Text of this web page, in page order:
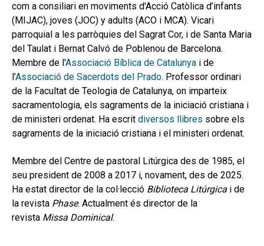
com a consiliari en moviments d'Acció Catòlica d’infants
(MIJAC), joves (JOC) y adults (ACO i MCA). Vicari
parroquial a les parròquies del Sagrat Cor, i de Santa Maria
del Taulat i Bernat Calvó de Poblenou de Barcelona.
Membre de l'Associació Bíblica de Catalunya i de
l’Associació de Sacerdots del Prado. Professor ordinari
de la Facultat de Teologia de Catalunya, on imparteix
sacramentologia, els sagraments de la iniciació cristiana i
de ministeri ordenat. Ha escrit diversos llibres sobre els
sagraments de la iniciació cristiana i el ministeri ordenat.
Membre del Centre de pastoral Litúrgica des de 1985, el
seu president de 2008 a 2017 i, novament, des de 2025.
Ha estat director de la col·lecció Biblioteca Litúrgica i de
la revista Phase. Actualment és director de la
revista Missa Dominical.